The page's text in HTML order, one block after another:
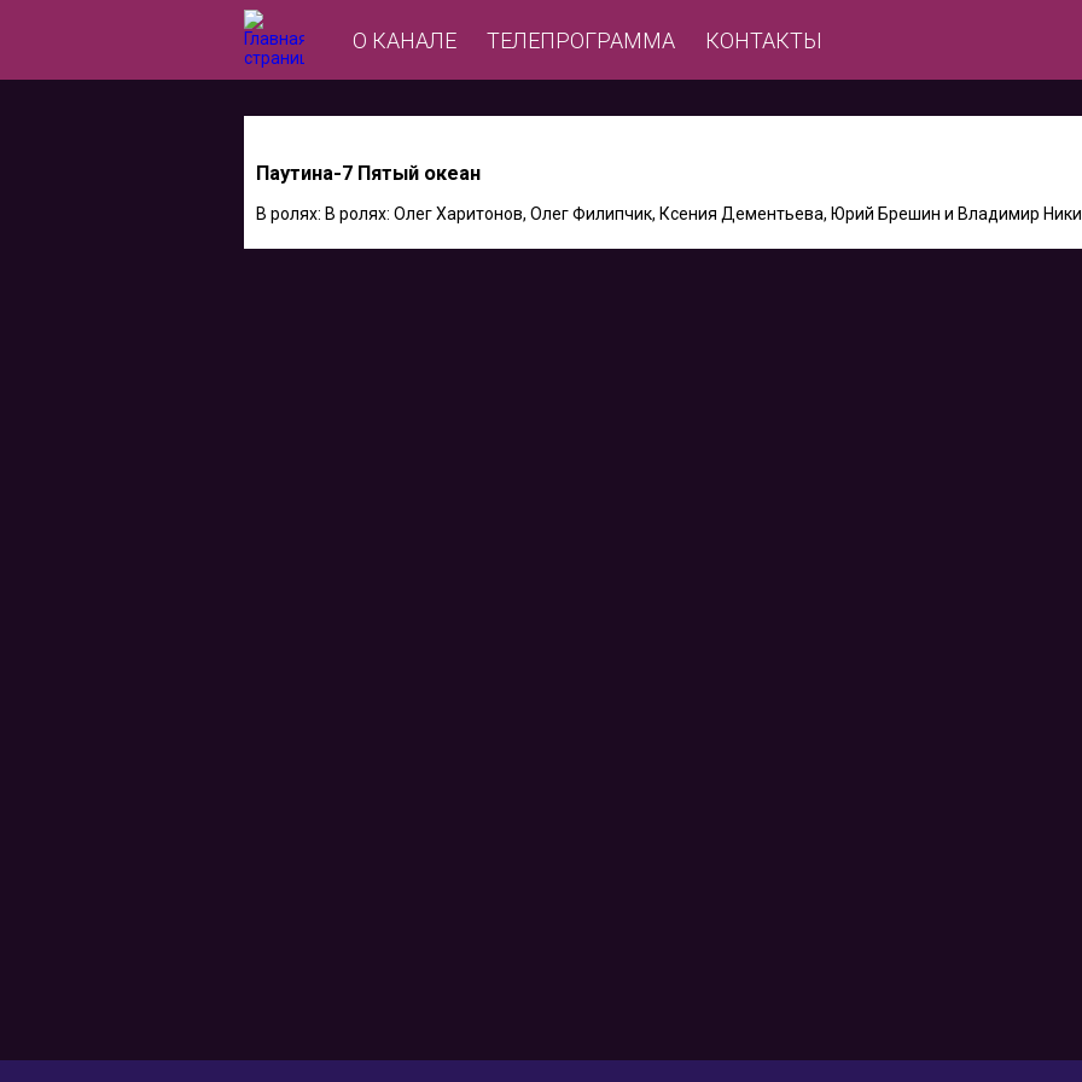
О КАНАЛЕ ТЕЛЕПРОГРАММА КОНТАКТЫ
Паутина-7 Пятый океан
В ролях: В ролях: Олег Харитонов, Олег Филипчик, Ксения Дементьева, Юрий Брешин и Владимир